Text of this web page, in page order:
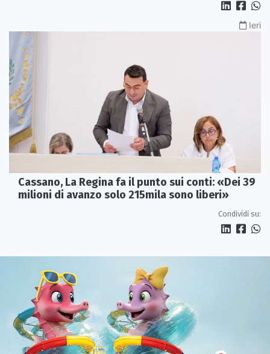
Ieri
Cassano, La Regina fa il punto sui conti: «Dei 39
milioni di avanzo solo 215mila sono liberi»
Condividi su: